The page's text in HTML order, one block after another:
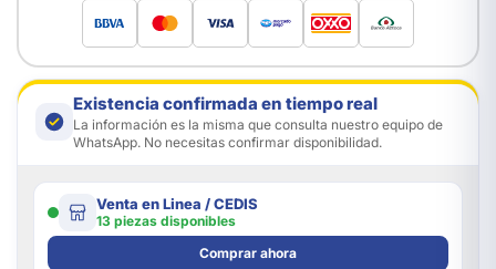
Existencia confirmada en tiempo real
La información es la misma que consulta nuestro equipo de
WhatsApp. No necesitas confirmar disponibilidad.
Venta en Linea / CEDIS
13 piezas disponibles
Comprar ahora